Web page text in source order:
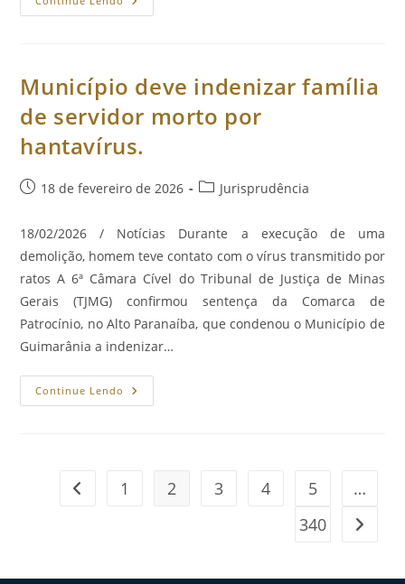
Lei
Alcance
De
Do
Direito
De
Licitar
A
Município deve indenizar família
de servidor morto por
hantavírus.
Post18 de fevereiro de 2026
Categoria
post:
Jurisprudência
18/02/2026 / Notícias Durante a execução de uma
demolição, homem teve contato com o vírus transmitido por
ratos A 6ª Câmara Cível do Tribunal de Justiça de Minas
Gerais (TJMG) confirmou sentença da Comarca de
Patrocínio, no Alto Paranaíba, que condenou o Município de
Guimarânia a indenizar…
Continue Lendo Município
Deve
Por
Hantavírus.
Ir para a página anterior
1 2 3 4 5
…
340
Ir para